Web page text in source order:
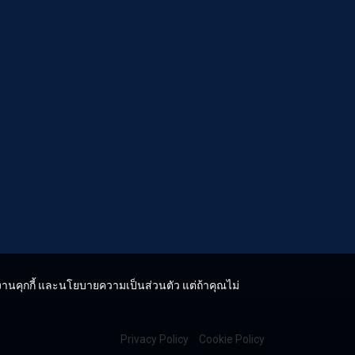
นคุกกี้ และนโยบายความเป็นส่วนตัว แต่ถ้าคุณไม่
Privacy Policy Cookie Policy